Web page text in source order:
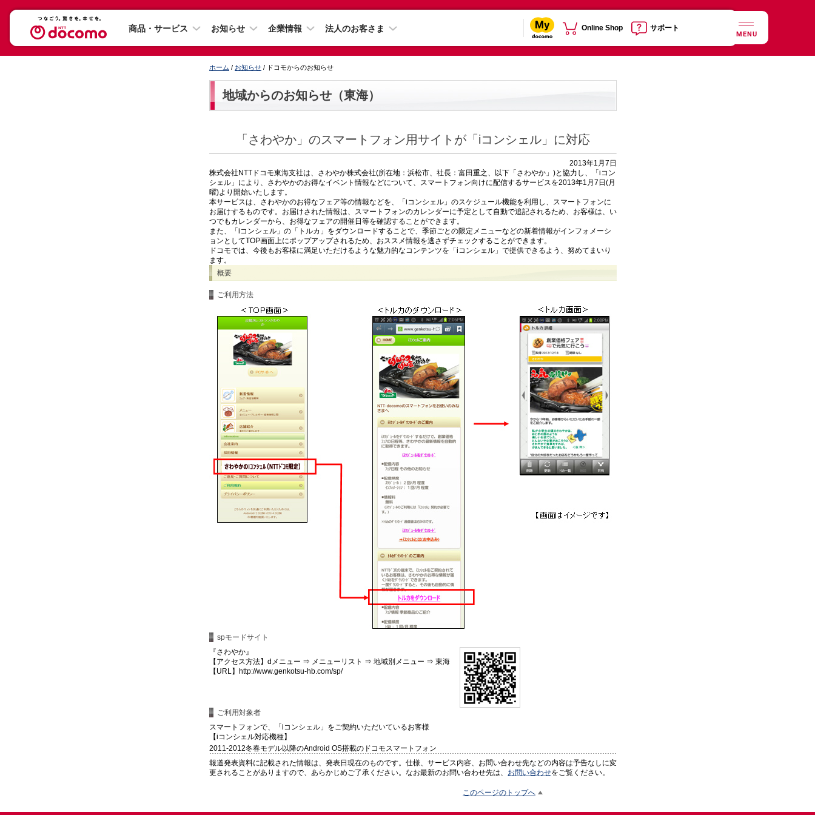
商品・サービス お知らせ 企業情報 法人のお客さま Online Shop サポート
MENU
ホーム / お知らせ / ドコモからのお知らせ
地域からのお知らせ（東海）
「さわやか」のスマートフォン用サイトが「iコンシェル」に対応
2013年1月7日
株式会社NTTドコモ東海支社は、さわやか株式会社(所在地：浜松市、社長：富田重之、以下「さわやか」)と協力し、「iコン
シェル」により、さわやかのお得なイベント情報などについて、スマートフォン向けに配信するサービスを2013年1月7日(月
曜)より開始いたします。
本サービスは、さわやかのお得なフェア等の情報などを、「iコンシェル」のスケジュール機能を利用し、スマートフォンに
お届けするものです。お届けされた情報は、スマートフォンのカレンダーに予定として自動で追記されるため、お客様は、い
つでもカレンダーから、お得なフェアの開催日等を確認することができます。
また、「iコンシェル」の「トルカ」をダウンロードすることで、季節ごとの限定メニューなどの新着情報がインフォメーシ
ョンとしてTOP画面上にポップアップされるため、おススメ情報を逃さずチェックすることができます。
ドコモでは、今後もお客様に満足いただけるような魅力的なコンテンツを「iコンシェル」で提供できるよう、努めてまいり
ます。
概要
ご利用方法
spモードサイト
『さわやか』
【アクセス方法】dメニュー ⇒ メニューリスト ⇒ 地域別メニュー ⇒ 東海
【URL】http://www.genkotsu-hb.com/sp/
ご利用対象者
スマートフォンで、「iコンシェル」をご契約いただいているお客様
【iコンシェル対応機種】
2011-2012冬春モデル以降のAndroid OS搭載のドコモスマートフォン
報道発表資料に記載された情報は、発表日現在のものです。仕様、サービス内容、お問い合わせ先などの内容は予告なしに変
更されることがありますので、あらかじめご了承ください。なお最新のお問い合わせ先は、 お問い合わせをご覧ください。
このページのトップへ